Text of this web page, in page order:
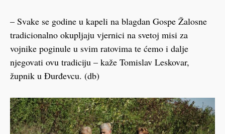
– Svake se godine u kapeli na blagdan Gospe Žalosne
tradicionalno okupljaju vjernici na svetoj misi za
vojnike poginule u svim ratovima te ćemo i dalje
njegovati ovu tradiciju – kaže Tomislav Leskovar,
župnik u Đurđevcu. (db)